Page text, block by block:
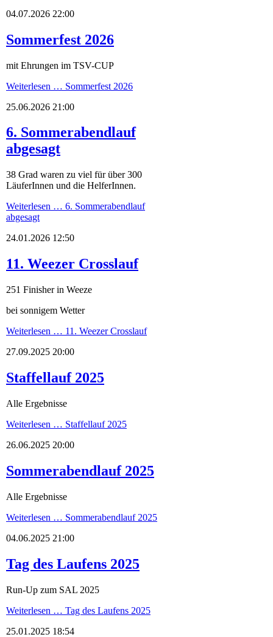
04.07.2026 22:00
Sommerfest 2026
mit Ehrungen im TSV-CUP
Weiterlesen … Sommerfest 2026
25.06.2026 21:00
6. Sommerabendlauf
abgesagt
38 Grad waren zu viel für über 300
LäuferInnen und die HelferInnen.
Weiterlesen … 6. Sommerabendlauf
abgesagt
24.01.2026 12:50
11. Weezer Crosslauf
251 Finisher in Weeze
bei sonnigem Wetter
Weiterlesen … 11. Weezer Crosslauf
27.09.2025 20:00
Staffellauf 2025
Alle Ergebnisse
Weiterlesen … Staffellauf 2025
26.06.2025 20:00
Sommerabendlauf 2025
Alle Ergebnisse
Weiterlesen … Sommerabendlauf 2025
04.06.2025 21:00
Tag des Laufens 2025
Run-Up zum SAL 2025
Weiterlesen … Tag des Laufens 2025
25.01.2025 18:54